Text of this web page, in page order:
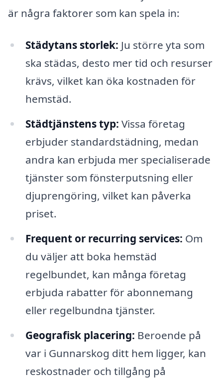
är några faktorer som kan spela in:
Städytans storlek: Ju större yta som
ska städas, desto mer tid och resurser
krävs, vilket kan öka kostnaden för
hemstäd.
Städtjänstens typ: Vissa företag
erbjuder standardstädning, medan
andra kan erbjuda mer specialiserade
tjänster som fönsterputsning eller
djuprengöring, vilket kan påverka
priset.
Frequent or recurring services: Om
du väljer att boka hemstäd
regelbundet, kan många företag
erbjuda rabatter för abonnemang
eller regelbundna tjänster.
Geografisk placering: Beroende på
var i Gunnarskog ditt hem ligger, kan
reskostnader och tillgång på